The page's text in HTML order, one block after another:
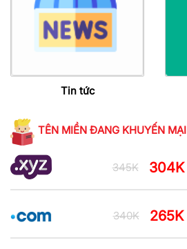
Tin tức
TÊN MIỀN ĐANG KHUYẾN MẠI
345K 304K
340K 265K